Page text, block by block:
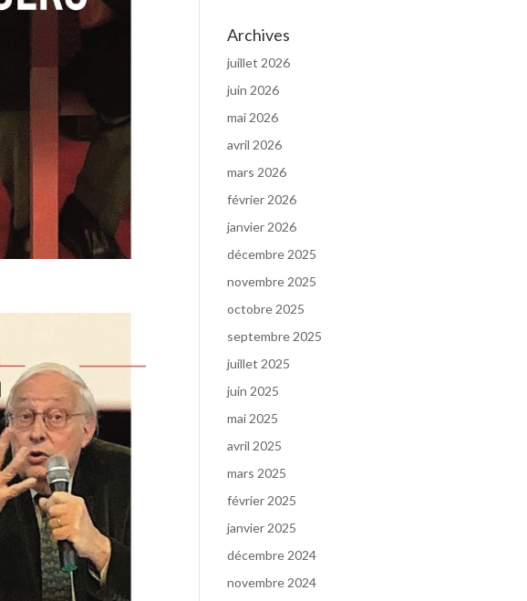
Archives
juillet 2026
juin 2026
mai 2026
avril 2026
mars 2026
février 2026
janvier 2026
décembre 2025
novembre 2025
octobre 2025
septembre 2025
juillet 2025
juin 2025
mai 2025
avril 2025
mars 2025
février 2025
janvier 2025
décembre 2024
novembre 2024